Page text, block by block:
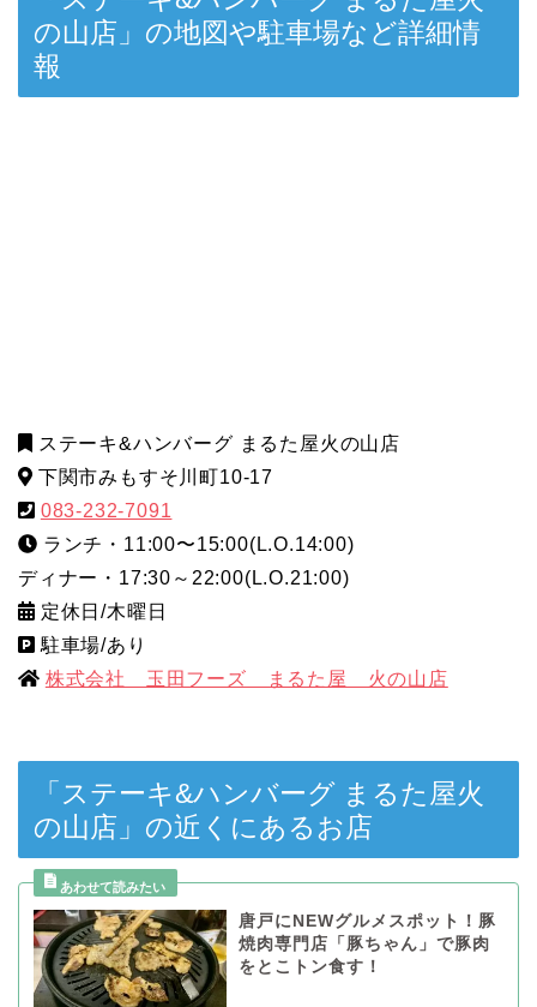
の山店」の地図や駐車場など詳細情
報
ステーキ&ハンバーグ まるた屋火の山店
下関市みもすそ川町10-17
083-232-7091
ランチ・11:00〜15:00(L.O.14:00)
ディナー・17:30～22:00(L.O.21:00)
定休日/木曜日
駐車場/あり
株式会社 玉田フーズ まるた屋 火の山店
「ステーキ&ハンバーグ まるた屋火
の山店」の近くにあるお店
唐戸にNEWグルメスポット！豚
焼肉専門店「豚ちゃん」で豚肉
をとこトン食す！